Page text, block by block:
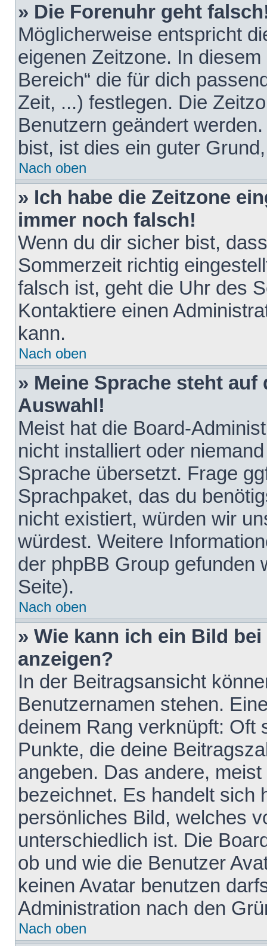
» Die Forenuhr geht
Möglicherweise entspricht
eigenen Zeitzone. In
Bereich“ die für dich
Zeit, ...) festlegen. Die
Benutzern geändert
bist, ist dies ein guter
Nach oben
» Ich habe die Zeitzone
immer noch falsch!
Wenn du dir sicher bist,
Sommerzeit richtig
falsch ist, geht die Uhr des
Kontaktiere einen
kann.
Nach oben
» Meine Sprache steht
Auswahl!
Meist hat die Board-
nicht installiert oder
Sprache übersetzt. Frage
Sprachpaket, das du
nicht existiert, würden wir
würdest. Weitere
der phpBB Group gefunden
Seite).
Nach oben
» Wie kann ich ein Bild
anzeigen?
In der Beitragsansicht
Benutzernamen stehen.
deinem Rang verknüpft: Oft
Punkte, die deine
angeben. Das andere,
bezeichnet. Es handelt sich
persönliches Bild, welches
unterschiedlich ist. Die
ob und wie die Benutzer
keinen Avatar benutzen
Administration nach den
Nach oben